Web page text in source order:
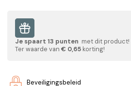
Je spaart 13 punten met dit product!
Ter waarde van € 0,65 korting!
Beveiligingsbeleid